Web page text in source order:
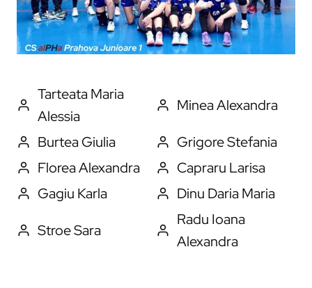
Tarteata Maria
Alessia
Minea Alexandra
Burtea Giulia
Grigore Stefania
Florea Alexandra
Capraru Larisa
Gagiu Karla
Dinu Daria Maria
Stroe Sara
Radu Ioana
Alexandra